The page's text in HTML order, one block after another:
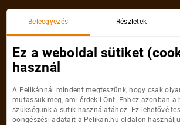
Akciós repülőjegy
Beleegyezés Részletek
Ez a weboldal sütiket
használ
A Pelikánnál mindent megteszünk, hogy csak
mutassuk meg, ami érdekli Önt. Ehhez azonban a
szükségünk a sütik használatához. Ez lehetővé
böngészési adatait a Pelikan.hu oldalon